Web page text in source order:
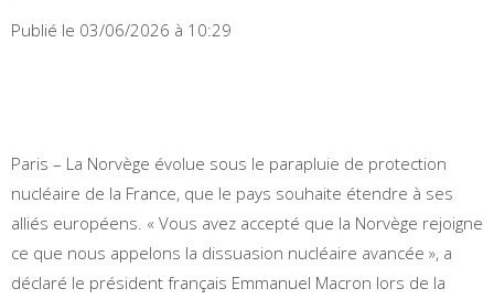
Publié le 03/06/2026 à 10:29
Paris – La Norvège évolue sous le parapluie de protection
nucléaire de la France, que le pays souhaite étendre à ses
alliés européens. « Vous avez accepté que la Norvège rejoigne
ce que nous appelons la dissuasion nucléaire avancée », a
déclaré le président français Emmanuel Macron lors de la